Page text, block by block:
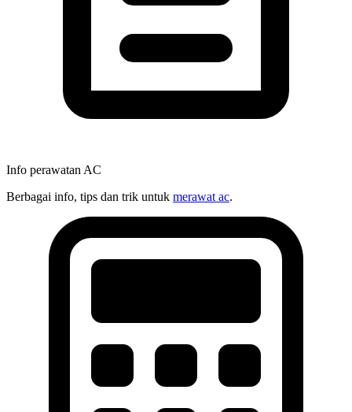
Info perawatan AC
Berbagai info, tips dan trik untuk merawat ac.